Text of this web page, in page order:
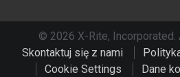
© 2026 X-Rite, Incorporated.
Skontaktuj się z nami
Cookie Settings
Dane